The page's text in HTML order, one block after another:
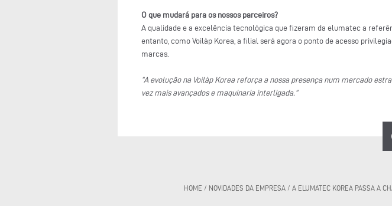
O que mudará para os nossos parceiros?
A qualidade e a excelência tecnológica que fizeram da elumatec a
entanto, como Voilàp Korea, a filial será agora o ponto de acesso
marcas.
“A evolução na Voilàp Korea reforça a nossa presença num mercado
vez mais avançados e maquinaria interligada.”
HOME / NOVIDADES DA EMPRESA/ A ELUMATEC KOREA PASSA A